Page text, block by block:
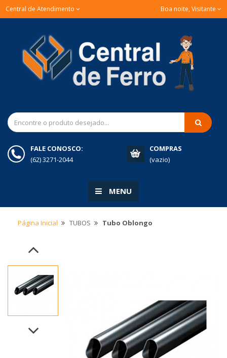
Central de Atendimento Boa noite, Visitante
FALE CONOSCO:
(62) 3271-2044
COMPRAS
(vazio)
MENU
Página Inicial TUBOS Tubo Oblongo